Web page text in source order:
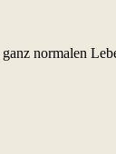
normalen